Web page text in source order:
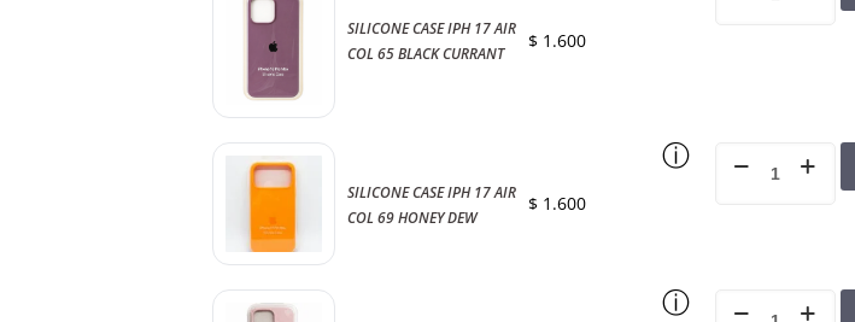
SILICONE CASE IPH 17 AIR
COL 65 BLACK CURRANT
$1.600
SILICONE CASE IPH 17 AIR
COL 69 HONEY DEW
$1.600
ⓘ
ⓘ